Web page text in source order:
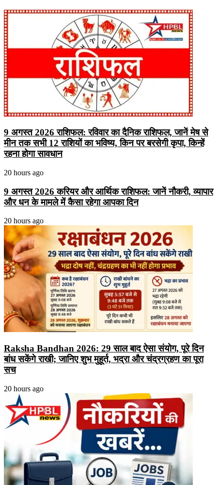
9 अगस्त 2026 राशिफल: रविवार का दैनिक राशिफल, जानें मेष से
मीन तक सभी 12 राशियों का भविष्य, किन पर बरसेगी कृपा, किन्हें
रहना होगा सावधान
20 hours ago
9 अगस्त 2026 करियर और आर्थिक राशिफल: जानें नौकरी, व्यापार
और धन के मामले में कैसा रहेगा आपका दिन
20 hours ago
Raksha Bandhan 2026: 29 साल बाद ऐसा संयोग, पूरे दिन
बांध सकेंगे राखी; जानिए शुभ मुहूर्त, भद्रा और चंद्रग्रहण का पूरा
सच
20 hours ago